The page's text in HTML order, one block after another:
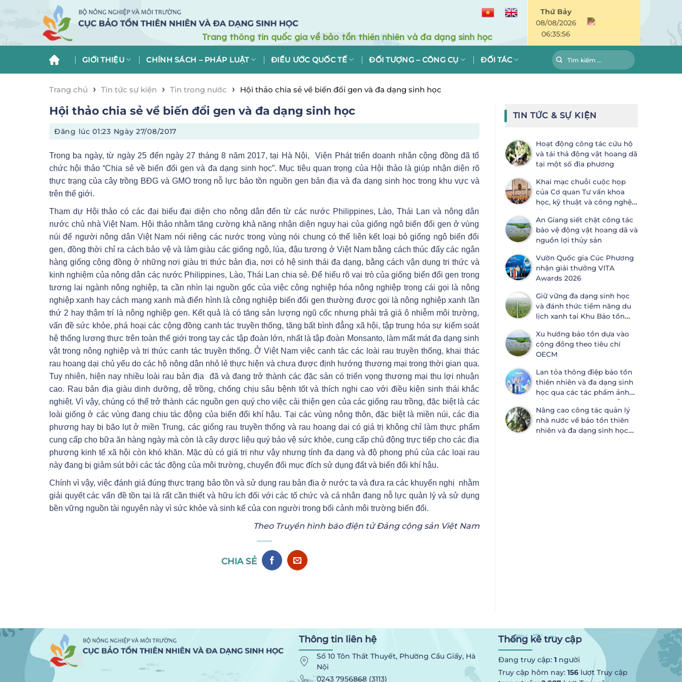
Thứ Bảy
08/08/2026
06:35:56
GIỚI THIỆU CHÍNH SÁCH – PHÁP LUẬT ĐIỀU ƯỚC QUỐC TẾ ĐỐI TƯỢNG – CÔNG CỤ ĐỐI TÁC
Trang chủ › Tin tức sự kiện › Tin trong nước › Hội thảo chia sẻ về biến đổi gen và đa dạng sinh học
Hội thảo chia sẻ về biến đổi gen và đa dạng sinh học
Đăng lúc01:23 Ngày 27/08/2017
Trong ba ngày, từ ngày 25 đến ngày 27 tháng 8 năm 2017, tại Hà Nội, Viện Phát triển doanh nhân cộng đồng đã tổ
chức hội thảo “Chia sẻ về biến đổi gen và đa dạng sinh học”. Mục tiêu quan trọng của Hội thảo là giúp nhận diện rõ
thực trạng của cây trồng BĐG và GMO trong nỗ lực bảo tồn nguồn gen bản địa và đa dạng sinh học trong khu vực và
trên thế giới.
Tham dự Hội thảo có các đại biểu đại diện cho nông dân đến từ các nước Philippines, Lào, Thái Lan và nông dân
nước chủ nhà Việt Nam. Hội thảo nhằm tăng cường khả năng nhận diện nguy hại của giống ngô biến đổi gen ở vùng
núi để người nông dân Việt Nam nói riêng các nước trong vùng nói chung có thể liên kết loại bỏ giống ngô biến đổi
gen, đồng thời chỉ ra cách bảo vệ và làm giàu các giống ngô, lúa, đậu tương ở Việt Nam bằng cách thúc đẩy các ngân
hàng giống cộng đồng ở những nơi giàu tri thức bản địa, nơi có hệ sinh thái đa dạng, bằng cách vận dụng tri thức và
kinh nghiệm của nông dân các nước Philippines, Lào, Thái Lan chia sẻ. Để hiểu rõ vai trò của giống biến đổi gen trong
tương lai ngành nông nghiệp, ta cần nhìn lại nguồn gốc của việc công nghiệp hóa nông nghiệp trong cái gọi là nông
nghiệp xanh hay cách mạng xanh mà điển hình là công nghiệp biến đổi gen thường được gọi là nông nghiệp xanh lần
thứ 2 hay thậm trí là nông nghiệp gen. Kết quả là có tăng sản lượng ngũ cốc nhưng phải trả giá ô nhiễm môi trường,
vấn đề sức khỏe, phá hoại các cộng đồng canh tác truyền thống, tăng bất bình đẳng xã hội, tập trung hóa sự kiểm soát
hệ thống lương thực trên toàn thế giới trong tay các tập đoàn lớn, nhất là tập đoàn Monsanto, làm mất mát đa dạng sinh
vật trong nông nghiệp và tri thức canh tác truyền thống. Ở Việt Nam việc canh tác các loài rau truyền thống, khai thác
rau hoang dại chủ yếu do các hộ nông dân nhỏ lẻ thực hiện và chưa được định hướng thương mại trong thời gian qua.
Tuy nhiên, hiện nay nhiều loài rau bản địa đã và đang trở thành các đặc sản có triển vọng thương mại thu lợi nhuận
cao. Rau bản địa giàu dinh dưỡng, dễ trồng, chống chịu sâu bệnh tốt và thích nghi cao với điều kiện sinh thái khắc
nghiêt. Vì vậy, chúng có thể trở thành các nguồn gen quý cho việc cải thiện gen của các giống rau trồng, đặc biệt là các
loài giống ở các vùng đang chịu tác động của biến đổi khí hậu. Tại các vùng nông thôn, đặc biệt là miền núi, các địa
phương hay bị bão lụt ở miền Trung, các giống rau truyền thống và rau hoang dại có giá trị không chỉ làm thực phẩm
cung cấp cho bữa ăn hàng ngày mà còn là cây dược liệu quý bảo vệ sức khỏe, cung cấp chủ động trực tiếp cho các địa
phương kinh tế xã hội còn khó khăn. Mặc dù có giá trị như vậy nhưng tính đa dạng và độ phong phú của các loại rau
này đang bị giảm sút bởi các tác động của môi trường, chuyển đổi mục đích sử dụng đất và biến đổi khí hậu.
Chính vì vậy, việc đánh giá đúng thực trạng bảo tồn và sử dụng rau bản địa ở nước ta và đưa ra các khuyến nghị nhằm
giải quyết các vấn đề tồn tại là rất cần thiết và hữu ích đối với các tổ chức và cá nhân đang nỗ lực quản lý và sử dụng
bền vững nguồn tài nguyên này vì sức khỏe và sinh kế của con người trong bối cảnh môi trường biến đổi.
Theo Truyền hình báo điện tử Đảng cộng sản Việt Nam
CHIA SẺ
TIN TỨC & SỰ KIỆN
Hoạt động công tác cứu hộ
và tái thả động vật hoang dã
tại một số địa phương
Khai mạc chuỗi cuộc họp
của Cơ quan Tư vấn khoa
học, kỹ thuật và công nghệ
lần thứ 28 (SBSTTA-28) và Cơ
quan Thực thi lần thứ 7 (SBI-7) Công
ước Đa dạng sinh học
An Giang siết chặt công tác
bảo vệ động vật hoang dã và
nguồn lợi thủy sản
Vườn Quốc gia Cúc Phương
nhận giải thưởng VITA
Awards 2026
Giữ vững đa dạng sinh học
và đánh thức tiềm năng du
lịch xanh tại Khu Bảo tồn
Hoàng
Xu hướng bảo tồn dựa vào
cộng đồng theo tiêu chí
OECM
Lan tỏa thông điệp bảo tồn
thiên nhiên và đa dạng sinh
học qua các tác phẩm ảnh
về thiên nhiên tại Đà Nẵng
Nâng cao công tác quản lý
nhà nước về bảo tồn thiên
nhiên và đa dạng sinh học
Thông tin liên hệ
Số 10 Tôn Thất Thuyết, Phường Cầu Giấy, Hà
Nội
0243 7956868 (3113)
Thống kê truy cập
Đang truy cập: 1người
Truy cập hôm nay: 156lượt Truy cập